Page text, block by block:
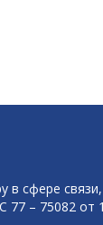
сфере
– 75082 от